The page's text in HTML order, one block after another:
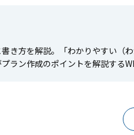
き方を解説。「わかりやすい（
ラン作成のポイントを解説する